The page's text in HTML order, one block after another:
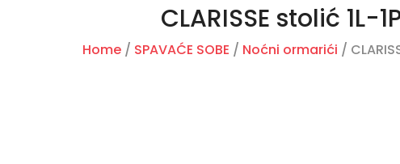
CLARISSE stolić 1L-
Home/ SPAVAĆE SOBE / Noćni ormarići /